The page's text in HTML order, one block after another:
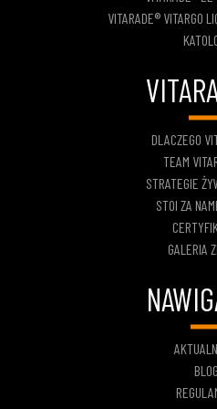
VITARADE® VITARGO
DLACZEGO
TEAM
STRATEGIE
STOI ZA
GALERIA
BLOG